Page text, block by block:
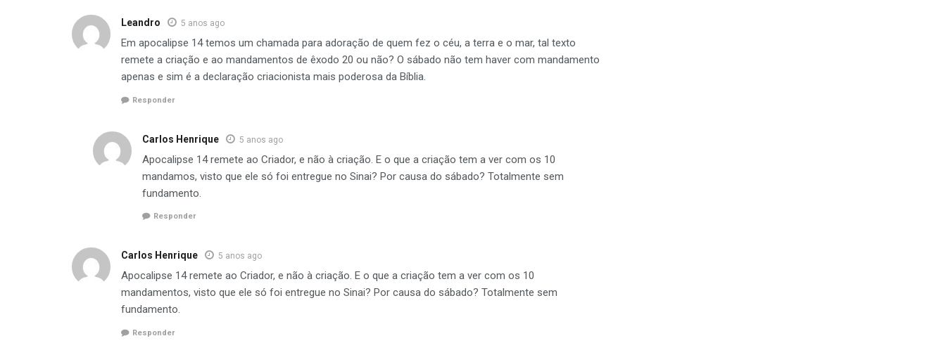
Leandro 5 anos ago
Em apocalipse 14 temos um chamada para adoração de quem fez o céu, a terra e o mar, tal texto
remete a criação e ao mandamentos de êxodo 20 ou não? O sábado não tem haver com mandamento
apenas e sim é a declaração criacionista mais poderosa da Bíblia.
Responder
Carlos Henrique 5 anos ago
Apocalipse 14 remete ao Criador, e não à criação. E o que a criação tem a ver com os 10
mandamos, visto que ele só foi entregue no Sinai? Por causa do sábado? Totalmente sem
fundamento.
Responder
Carlos Henrique 5 anos ago
Apocalipse 14 remete ao Criador, e não à criação. E o que a criação tem a ver com os 10
mandamentos, visto que ele só foi entregue no Sinai? Por causa do sábado? Totalmente sem
fundamento.
Responder